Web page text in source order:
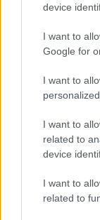
device
I want to
Google for
I want to
I want to
related to
device
I want to
related to
Στην
της
που θα
κίνητρο
Στην